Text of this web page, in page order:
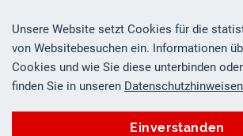
Unsere Website setzt Cookies für die
von Websitebesuchen ein. Informationen
Cookies und wie Sie diese unterbinden
finden Sie in unseren Datenschutzhinweisen
Einverstanden